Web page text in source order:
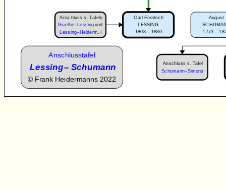
Carl Friedrich
LESSING
1808 – 1880
Anschluss s. Tafeln
Goethe–Lessingund
Lessing–Heiderm. I
August
1773 –
Anschlusstafel
Lessing– Schumann
© Frank Heidermanns 2022
Anschluss s. Tafel
Schumann–Simons